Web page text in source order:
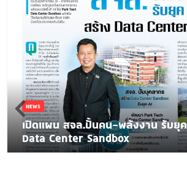
NEWS
เปิดแผน สจล.ปั้นคน-พลังงาน รับยุ
Data Center Sandbox